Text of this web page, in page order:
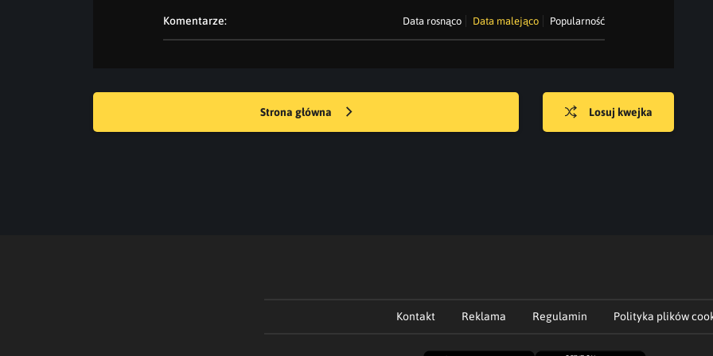
Komentarze: Data rosnąco Data malejąco Popularność
Strona główna Losuj kwejka
Kontakt Reklama Regulamin Polityka plików